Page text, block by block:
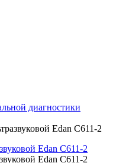
диагностики
Edan C611‐2